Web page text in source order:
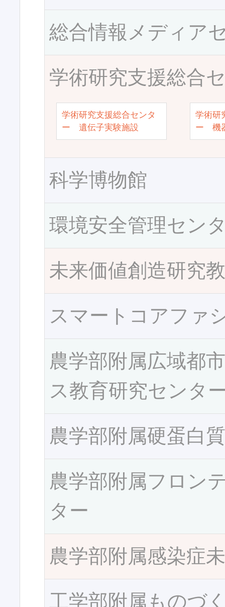
総合情報メディア
学術研究支援総合
学術研究支援総合センタ
ー 遺伝子実験施設
学術研
ー 機
科学博物館
環境安全管理セン
未来価値創造研究
スマートコアファ
農学部附属広域都
ス教育研究センタ
農学部附属硬蛋白
農学部附属フロン
ター
農学部附属感染症
工学部附属ものづ